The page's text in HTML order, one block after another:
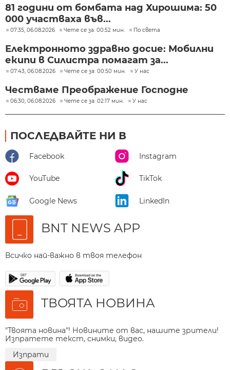
81 години от бомбата над Хирошима: 50
000 участваха във...
07:35, 06.08.2026 Чете се за: 00:52 мин. По света
Електронното здравно досие: Мобилни
екипи в Силистра помагат за...
07:43, 06.08.2026 Чете се за: 00:50 мин. У нас
Честваме Преображение Господне
06:30, 06.08.2026 Чете се за: 02:17 мин. У нас
ПОСЛЕДВАЙТЕ НИ В
Facebook Instagram
YouTube TikTok
Google News LinkedIn
BNT NEWS APP
Всичко най-важно в твоя телефон
ТВОЯТА НОВИНА
"Твоята новина"! Новините от вас, нашите зрители!
Изпратете текст, снимки, видео.
Изпрати